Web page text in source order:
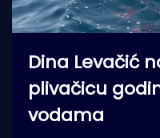
Dina Levačić
plivačicu
vodama